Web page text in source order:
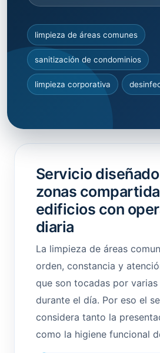
limpieza de áreas comunes
sanitización de condominios
limpieza corporativa
Servicio
zonas
edificios con
diaria
La limpieza de áreas
orden, constancia y
que son tocadas por varias
durante el día. Por eso el
considera tanto la
como la higiene funcional